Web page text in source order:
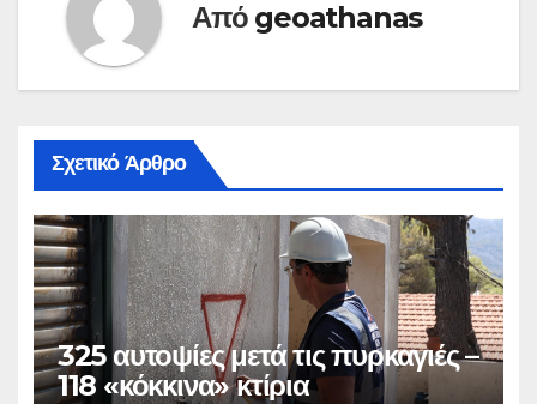
Από geoathanas
Σχετικό Άρθρο
325 αυτοψίες μετά τις πυρκαγιές –
118 «κόκκινα» κτίρια